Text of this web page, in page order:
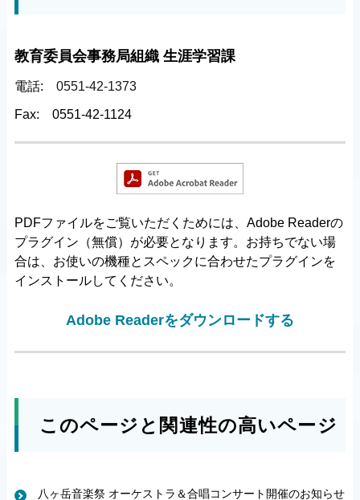
教育委員会事務局組織 生涯学習課
電話: 0551-42-1373
Fax: 0551-42-1124
PDFファイルをご覧いただくためには、Adobe Readerの
プラグイン（無償）が必要となります。お持ちでない場
合は、お使いの機種とスペックに合わせたプラグインを
インストールしてください。
Adobe Readerをダウンロードする
このページと関連性の高いページ
八ヶ岳音楽祭 オーケストラ＆合唱コンサート開催のお知らせ